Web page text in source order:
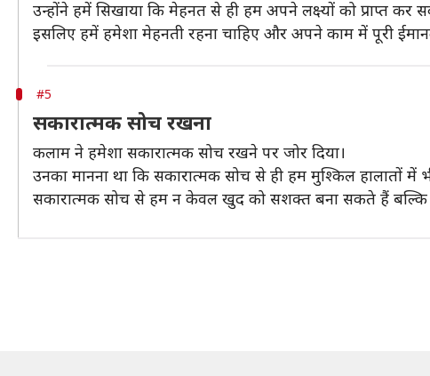
उन्होंने हमें सिखाया कि मेहनत से ही हम अपने लक्ष्यों को प्राप्त
इसलिए हमें हमेशा मेहनती रहना चाहिए और अपने काम में पूरी
#5
सकारात्मक सोच रखना
कलाम ने हमेशा सकारात्मक सोच रखने पर जोर दिया।
उनका मानना था कि सकारात्मक सोच से ही हम मुश्किल हालातों
सकारात्मक सोच से हम न केवल खुद को सशक्त बना सकते हैं बल्कि